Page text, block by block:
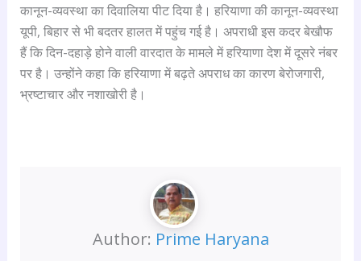
कानून-व्यवस्था का दिवालिया पीट दिया है। हरियाणा की कानून-व्यवस्था
यूपी, बिहार से भी बदतर हालत में पहुंच गई है। अपराधी इस कदर बेखौफ
हैं कि दिन-दहाड़े होने वाली वारदात के मामले में हरियाणा देश में दूसरे नंबर
पर है। उन्होंने कहा कि हरियाणा में बढ़ते अपराध का कारण बेरोजगारी,
भ्रष्टाचार और नशाखोरी है।
Author: Prime Haryana